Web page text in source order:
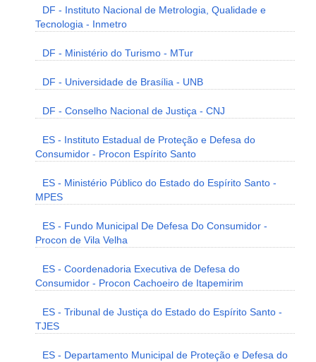
DF - Instituto Nacional de Metrologia, Qualidade e
Tecnologia - Inmetro
DF - Ministério do Turismo - MTur
DF - Universidade de Brasília - UNB
DF - Conselho Nacional de Justiça - CNJ
ES - Instituto Estadual de Proteção e Defesa do
Consumidor - Procon Espírito Santo
ES - Ministério Público do Estado do Espírito Santo -
MPES
ES - Fundo Municipal De Defesa Do Consumidor -
Procon de Vila Velha
ES - Coordenadoria Executiva de Defesa do
Consumidor - Procon Cachoeiro de Itapemirim
ES - Tribunal de Justiça do Estado do Espírito Santo -
TJES
ES - Departamento Municipal de Proteção e Defesa do